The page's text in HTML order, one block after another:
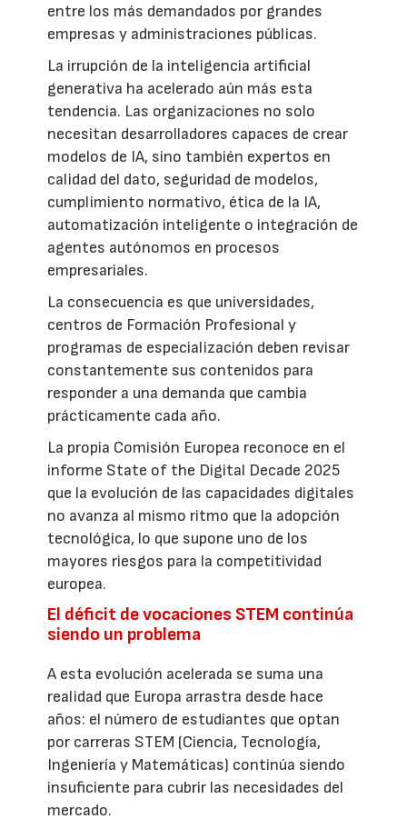
entre los más demandados por grandes
empresas y administraciones públicas.
La irrupción de la inteligencia artificial
generativa ha acelerado aún más esta
tendencia. Las organizaciones no solo
necesitan desarrolladores capaces de crear
modelos de IA, sino también expertos en
calidad del dato, seguridad de modelos,
cumplimiento normativo, ética de la IA,
automatización inteligente o integración de
agentes autónomos en procesos
empresariales.
La consecuencia es que universidades,
centros de Formación Profesional y
programas de especialización deben revisar
constantemente sus contenidos para
responder a una demanda que cambia
prácticamente cada año.
La propia Comisión Europea reconoce en el
informe State of the Digital Decade 2025
que la evolución de las capacidades digitales
no avanza al mismo ritmo que la adopción
tecnológica, lo que supone uno de los
mayores riesgos para la competitividad
europea.
El déficit de vocaciones STEM continúa
siendo un problema
A esta evolución acelerada se suma una
realidad que Europa arrastra desde hace
años: el número de estudiantes que optan
por carreras STEM (Ciencia, Tecnología,
Ingeniería y Matemáticas) continúa siendo
insuficiente para cubrir las necesidades del
mercado.